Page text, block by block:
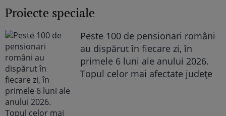
Proiecte speciale
Peste 100 de pensionari români
au dispărut în fiecare zi, în
primele 6 luni ale anului 2026.
Topul celor mai afectate județe